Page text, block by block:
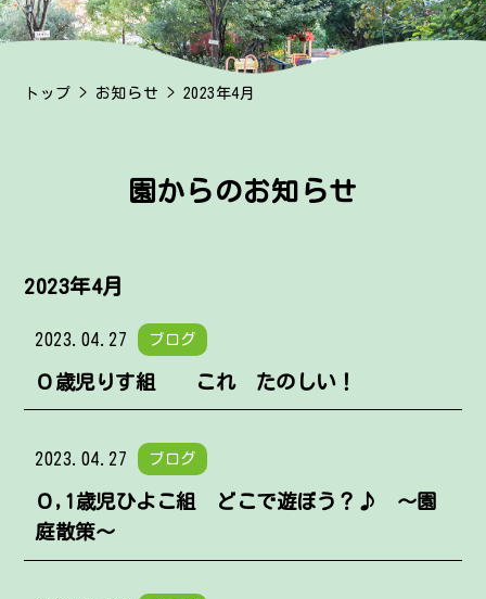
トップ > お知らせ > 2023年4月
園からのお知らせ
2023年4月
2023.04.27 ブログ
０歳児りす組 これ たのしい！
2023.04.27 ブログ
０,1歳児ひよこ組 どこで遊ぼう？♪ ～園
庭散策～